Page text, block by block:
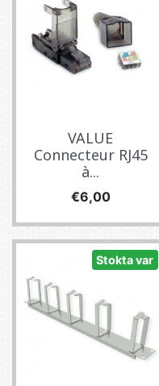
VALUE
Connecteur RJ45
à...
Fiyat
€6,00
Stokta var